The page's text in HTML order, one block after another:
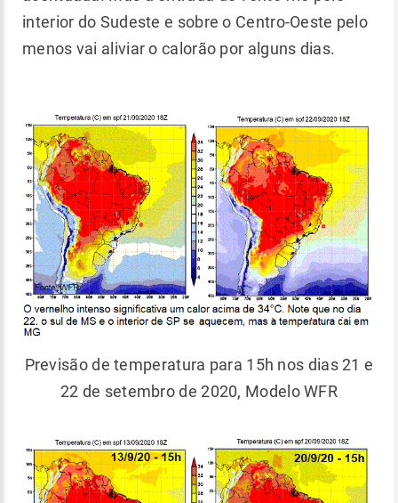
interior do Sudeste e sobre o Centro-Oeste pelo
menos vai aliviar o calorão por alguns dias.
Previsão de temperatura para 15h nos dias 21 e
22 de setembro de 2020, Modelo WFR